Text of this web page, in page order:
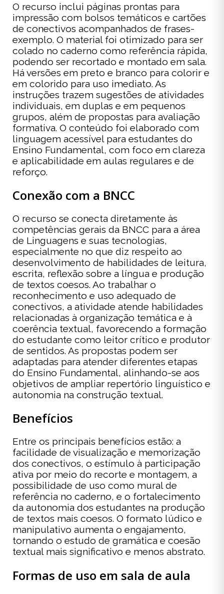
O recurso inclui páginas prontas para
impressão com bolsos temáticos e cartões
de conectivos acompanhados de frases-
exemplo. O material foi otimizado para ser
colado no caderno como referência rápida,
podendo ser recortado e montado em sala.
Há versões em preto e branco para colorir e
em colorido para uso imediato. As
instruções trazem sugestões de atividades
individuais, em duplas e em pequenos
grupos, além de propostas para avaliação
formativa. O conteúdo foi elaborado com
linguagem acessível para estudantes do
Ensino Fundamental, com foco em clareza
e aplicabilidade em aulas regulares e de
reforço.
Conexão com a BNCC
O recurso se conecta diretamente às
competências gerais da BNCC para a área
de Linguagens e suas tecnologias,
especialmente no que diz respeito ao
desenvolvimento de habilidades de leitura,
escrita, reflexão sobre a língua e produção
de textos coesos. Ao trabalhar o
reconhecimento e uso adequado de
conectivos, a atividade atende habilidades
relacionadas à organização temática e à
coerência textual, favorecendo a formação
do estudante como leitor crítico e produtor
de sentidos. As propostas podem ser
adaptadas para atender diferentes etapas
do Ensino Fundamental, alinhando-se aos
objetivos de ampliar repertório linguístico e
autonomia na construção textual.
Benefícios
Entre os principais benefícios estão: a
facilidade de visualização e memorização
dos conectivos, o estímulo à participação
ativa por meio do recorte e montagem, a
possibilidade de uso como mural de
referência no caderno, e o fortalecimento
da autonomia dos estudantes na produção
de textos mais coesos. O formato lúdico e
manipulativo aumenta o engajamento,
tornando o estudo de gramática e coesão
textual mais significativo e menos abstrato.
Formas de uso em sala de aula